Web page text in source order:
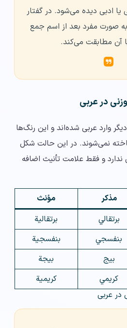
ادبی دیده می‌شود. در گفتار
به صورت مفرد بعد از اسم جمع
آن مطابقت می‌کند.
در عربی
وارد عربی شده‌اند و این رنگ‌ها
نمی‌شوند. در این حالت شکل
و فقط علامت تأنیث اضافه
مذکر
مؤنث
برتقالي
برتقالية
بنفسجي
بنفسجية
بيج
بيجة
كريمي
كريمية
در عربی